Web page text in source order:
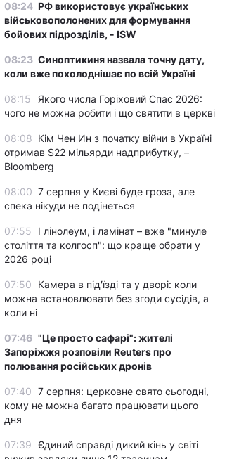
08:24 РФ використовує українських
військовополонених для формування
бойових підрозділів, - ISW
08:23 Синоптикиня назвала точну дату,
коли вже похолоднішає по всій Україні
08:15
Якого числа Горіховий Спас 2026:
чого не можна робити і що святити в церкві
08:08 Кім Чен Ин з початку війни в Україні
отримав $22 мільярди надприбутку, –
Bloomberg
08:00 7 серпня у Києві буде гроза, але
спека нікуди не подінеться
07:55
І лінолеум, і ламінат – вже "минуле
століття та колгосп": що краще обрати у
2026 році
07:50
Камера в під'їзді та у дворі: коли
можна встановлювати без згоди сусідів, а
коли ні
07:46 "Це просто сафарі": жителі
Запоріжжя розповіли Reuters про
полювання російських дронів
07:40 7 серпня: церковне свято сьогодні,
кому не можна багато працювати цього
дня
07:39 Єдиний справді дикий кінь у світі